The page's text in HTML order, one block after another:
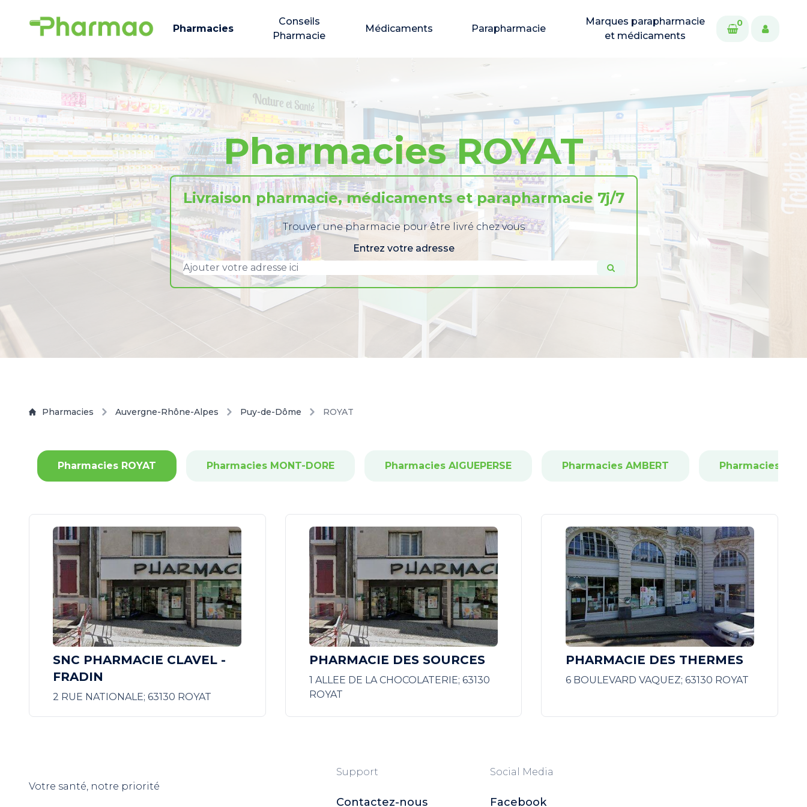
Pharmacies
Conseils
Pharmacie
Médicaments Parapharmacie
Marques parapharmacie
et médicaments
0
Pharmacies ROYAT
Livraison pharmacie, médicaments et parapharmacie 7j/7
Trouver une pharmacie pour être livré chez vous
Entrez votre adresse
Pharmacies Auvergne-Rhône-Alpes Puy-de-Dôme ROYAT
Pharmacies ROYAT Pharmacies MONT-DORE Pharmacies AIGUEPERSE Pharmacies AMBERT Pharmacies
SNC PHARMACIE CLAVEL -
FRADIN
2 RUE NATIONALE; 63130 ROYAT
PHARMACIE DES SOURCES
1 ALLEE DE LA CHOCOLATERIE; 63130
ROYAT
PHARMACIE DES THERMES
6 BOULEVARD VAQUEZ; 63130 ROYAT
Votre santé, notre priorité
Support
Contactez-nous
Social Media
Facebook